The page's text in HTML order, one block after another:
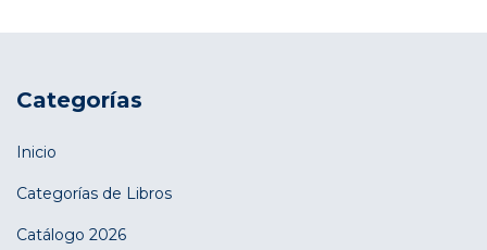
Categorías
Inicio
Categorías de Libros
Catálogo 2026